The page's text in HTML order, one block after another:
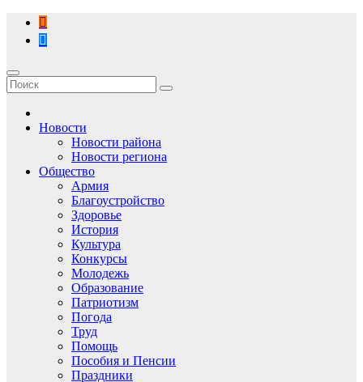
Перейти
содержимому
Новости
Новости района
Новости региона
Общество
Армия
Благоустройство
Здоровье
История
Культура
Конкурсы
Молодежь
Образование
Патриотизм
Погода
Труд
Помощь
Пособия и Пенсии
Праздники